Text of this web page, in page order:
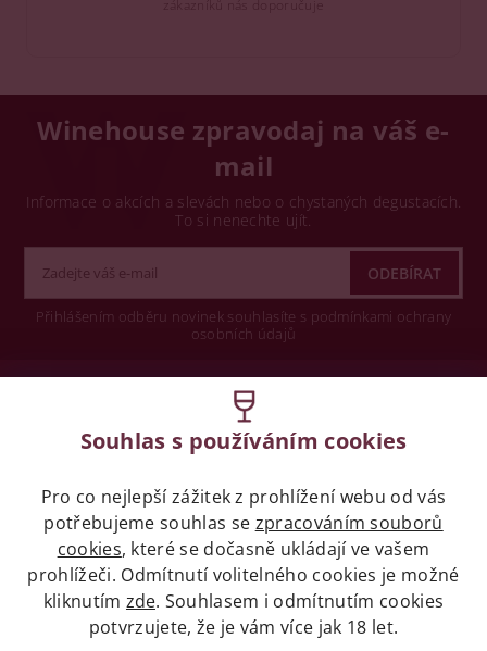
Winehouse zpravodaj na váš e-
mail
Informace o akcích a slevách nebo o chystaných degustacích.
To si nenechte ujít.
Přihlášením odběru novinek souhlasíte s podmínkami ochrany
osobních údajů
Legislativa
Zákaz prodeje alkoholických nápojů osobám
mladších 18 let.
Naše služby
Souhlas s používáním cookies
Pro co nejlepší zážitek z prohlížení webu od vás
potřebujeme souhlas se zpracováním souborů
cookies, které se dočasně ukládají ve vašem
prohlížeči. Odmítnutí volitelného cookies je možné
kliknutím zde. Souhlasem i odmítnutím cookies
potvrzujete, že je vám více jak 18 let.